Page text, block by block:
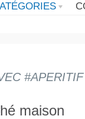
#APERITIF
maison